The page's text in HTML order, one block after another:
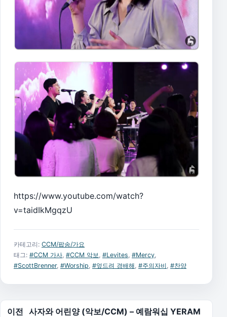
https://www.youtube.com/watch?
v=taidIkMgqzU
카테고리: CCM/팝송/가요
태그: #CCM 가사 #CCM 악보 #Levites #Mercy
#ScottBrenner, #Worship #엎드려 경배해 #주의자비 #찬양
글 탐색
이전
사자와 어린양 (악보/CCM) – 예람워십 YERAM